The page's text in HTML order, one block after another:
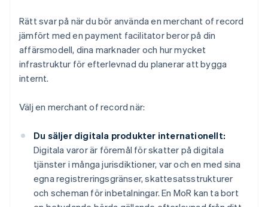
Rätt svar på när du bör använda en merchant of record
jämfört med en payment facilitator beror på din
affärsmodell, dina marknader och hur mycket
infrastruktur för efterlevnad du planerar att bygga
internt.
Välj en merchant of record när:
Du säljer digitala produkter internationellt:
Digitala varor är föremål för skatter på digitala
tjänster i många jurisdiktioner, var och en med sina
egna registreringsgränser, skattesatsstrukturer
och scheman för inbetalningar. En MoR kan ta bort